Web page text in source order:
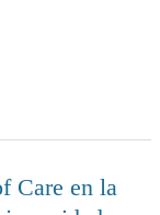
Care en la